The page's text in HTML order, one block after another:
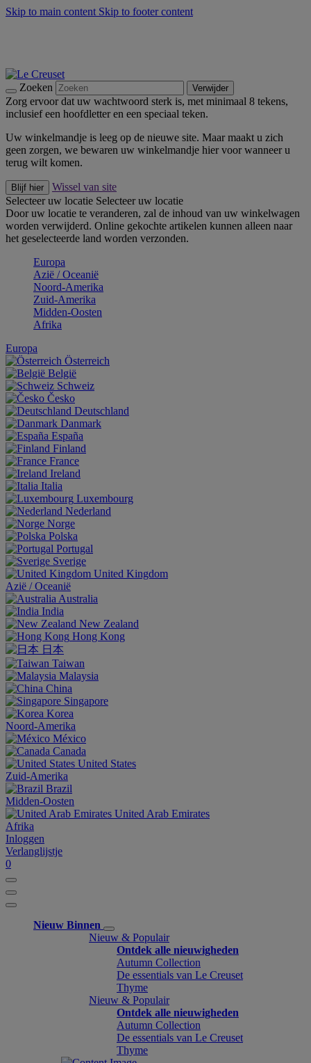
Skip to main content Skip to footer content
Zoeken Verwijder
Zorg ervoor dat uw wachtwoord sterk is, met minimaal 8 tekens,
inclusief een hoofdletter en een speciaal teken.
Uw winkelmandje is leeg op de nieuwe site. Maar maakt u zich
geen zorgen, we bewaren uw winkelmandje hier voor wanneer u
terug wilt komen.
Blijf hier
Wissel van site
Selecteer uw locatie Selecteer uw locatie
Door uw locatie te veranderen, zal de inhoud van uw winkelwagen
worden verwijderd. Online gekochte artikelen kunnen alleen naar
het geselecteerde land worden verzonden.
Europa
Aziё / Oceaniё
Noord-Amerika
Zuid-Amerika
Midden-Oosten
Afrika
Europa
Österreich
België
Schweiz
Česko
Deutschland
Danmark
España
Finland
France
Ireland
Italia
Luxembourg
Nederland
Norge
Polska
Portugal
Sverige
United Kingdom
Aziё / Oceaniё
Australia
India
New Zealand
Hong Kong
日本
Taiwan
Malaysia
China
Singapore
Korea
Noord-Amerika
México
Canada
United States
Zuid-Amerika
Brazil
Midden-Oosten
United Arab Emirates
Afrika
Inloggen
Verlanglijstje
0
Nieuw Binnen
Nieuw & Populair
Ontdek alle nieuwigheden
Autumn Collection
De essentials van Le Creuset
Thyme
Nieuw & Populair
Ontdek alle nieuwigheden
Autumn Collection
De essentials van Le Creuset
Thyme